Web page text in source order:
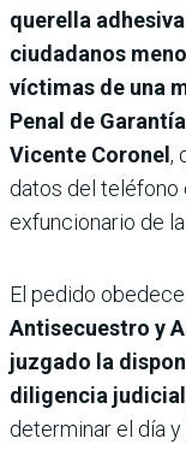
querella
ciudadanos
víctimas de una
Penal de
Vicente Coronel,
datos del teléfono
exfuncionario de
El pedido
Antisecuestro y
juzgado la
diligencia judicial
determinar el día y